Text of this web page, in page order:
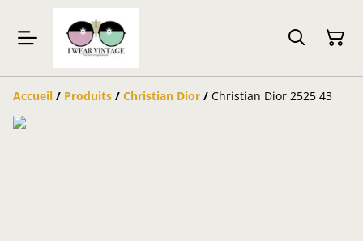
Accueil / Produits / Christian Dior / Christian Dior 2525 43